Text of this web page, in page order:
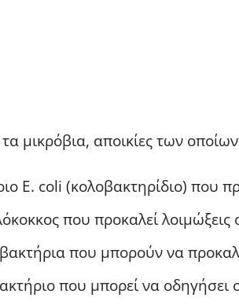
μικρόβια, αποικίες των
E. coli (κολοβακτηρίδιο) που
που προκαλεί λοιμώξεις
που μπορούν να
που μπορεί να οδηγήσει